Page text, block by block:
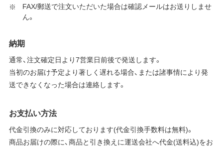
FAX/郵送で注文いただいた場合は確認メールはお送りしませ
ん。
納期
通常、注文確定日より7営業日前後で発送します。
当初のお届け予定より著しく遅れる場合、または諸事情により発
送できなくなった場合は連絡します。
お支払い方法
代金引換のみに対応しております(代金引換手数料は無料)。
商品お届けの際に、商品と引き換えに運送会社へ代金(送料込)をお